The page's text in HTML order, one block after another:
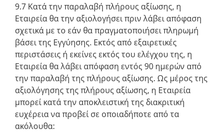
9.7 Κατά την παραλαβή πλήρους αξίωσης, η
Εταιρεία θα την αξιολογήσει πριν λάβει απόφαση
σχετικά με το εάν θα πραγματοποιήσει πληρωμή
βάσει της Εγγύησης. Εκτός από εξαιρετικές
περιστάσεις ή εκείνες εκτός του ελέγχου της, η
Εταιρεία θα λάβει απόφαση εντός 90 ημερών από
την παραλαβή της πλήρους αξίωσης. Ως μέρος της
αξιολόγησης της πλήρους αξίωσης, η Εταιρεία
μπορεί κατά την αποκλειστική της διακριτική
ευχέρεια να προβεί σε οποιαδήποτε από τα
ακόλουθα: